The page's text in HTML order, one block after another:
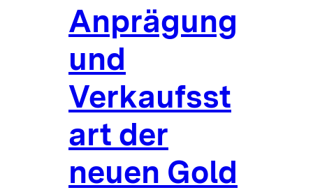
Münzen
Anprägung
und
Verkaufsst
art der
neuen Gold